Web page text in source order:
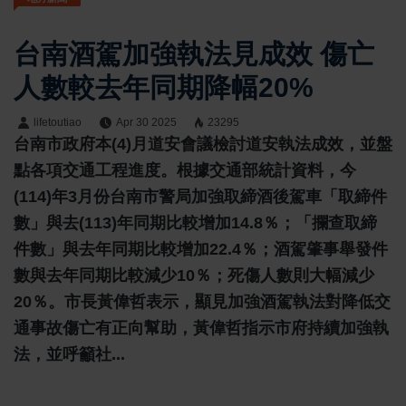
台南酒駕加強執法見成效 傷亡
人數較去年同期降幅20%
lifetoutiao Apr 30 2025 23295
台南市政府本(4)月道安會議檢討道安執法成效，並盤
點各項交通工程進度。根據交通部統計資料，今
(114)年3月份台南市警局加強取締酒後駕車「取締件
數」與去(113)年同期比較增加14.8％；「攔查取締
件數」與去年同期比較增加22.4％；酒駕肇事舉發件
數與去年同期比較減少10％；死傷人數則大幅減少
20％。市長黃偉哲表示，顯見加強酒駕執法對降低交
通事故傷亡有正向幫助，黃偉哲指示市府持續加強執
法，並呼籲社...